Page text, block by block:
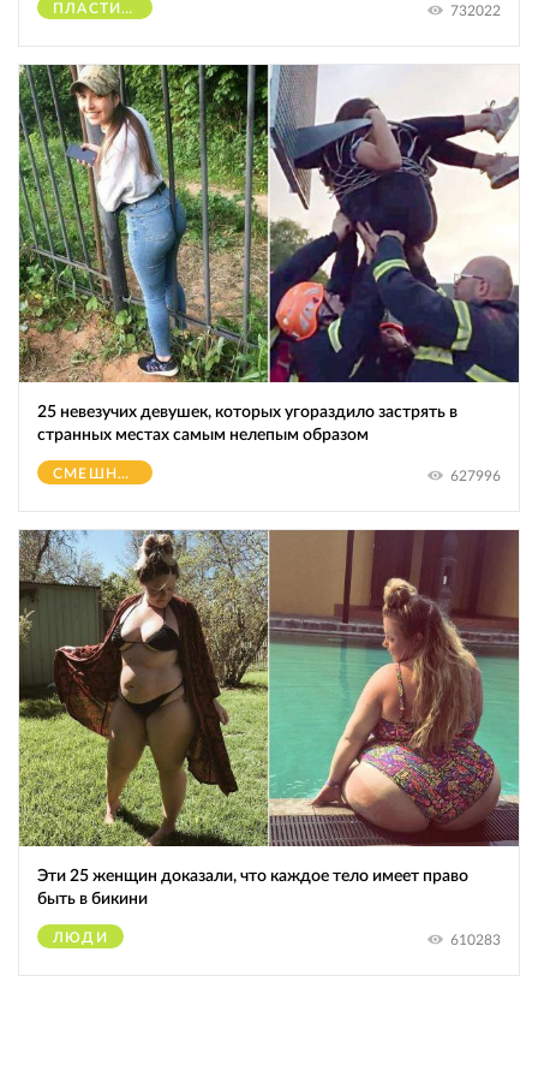
ПЛАСТИЧЕСКИЕ ОПЕРАЦИИ 732022
25 невезучих девушек, которых угораздило застрять в
странных местах самым нелепым образом
СМЕШНОЕ 627996
Эти 25 женщин доказали, что каждое тело имеет право
быть в бикини
ЛЮДИ 610283